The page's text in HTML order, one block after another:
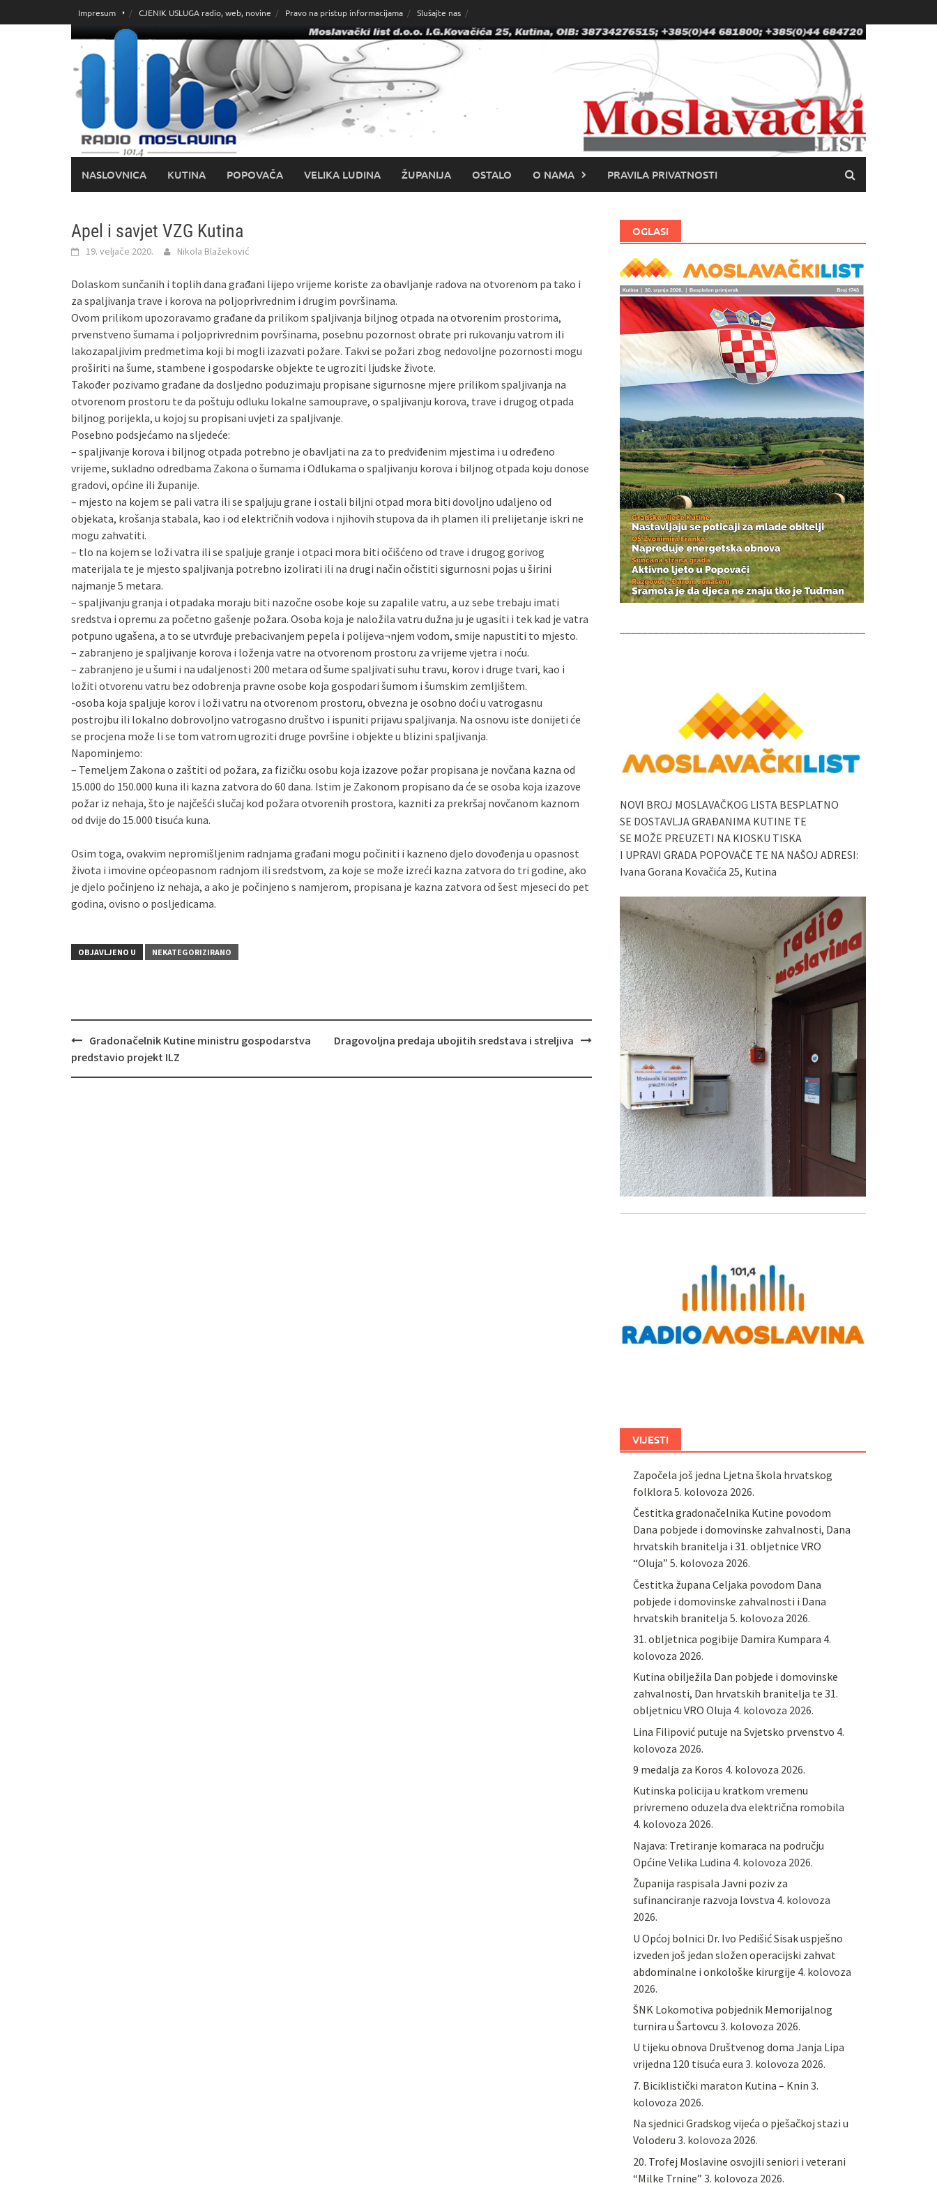
do
Impresum CJENIK USLUGA radio, web, novine Pravo na pristup informacijama Slušajte nas
NASLOVNICA KUTINA POPOVAČA VELIKA LUDINA ŽUPANIJA OSTALO O NAMA PRAVILA PRIVATNOSTI
Apel i savjet VZG Kutina
19. veljače 2020. Nikola Blažeković
Dolaskom sunčanih i toplih dana građani lijepo vrijeme koriste za obavljanje radova na otvorenom pa tako i
za spaljivanja trave i korova na poljoprivrednim i drugim površinama.
Ovom prilikom upozoravamo građane da prilikom spaljivanja biljnog otpada na otvorenim prostorima,
prvenstveno šumama i poljoprivrednim površinama, posebnu pozornost obrate pri rukovanju vatrom ili
lakozapaljivim predmetima koji bi mogli izazvati požare. Takvi se požari zbog nedovoljne pozornosti mogu
proširiti na šume, stambene i gospodarske objekte te ugroziti ljudske živote.
Također pozivamo građane da dosljedno poduzimaju propisane sigurnosne mjere prilikom spaljivanja na
otvorenom prostoru te da poštuju odluku lokalne samouprave, o spaljivanju korova, trave i drugog otpada
biljnog porijekla, u kojoj su propisani uvjeti za spaljivanje.
Posebno podsjećamo na sljedeće:
– spaljivanje korova i biljnog otpada potrebno je obavljati na za to predviđenim mjestima i u određeno
vrijeme, sukladno odredbama Zakona o šumama i Odlukama o spaljivanju korova i biljnog otpada koju donose
gradovi, općine ili županije.
– mjesto na kojem se pali vatra ili se spaljuju grane i ostali biljni otpad mora biti dovoljno udaljeno od
objekata, krošanja stabala, kao i od električnih vodova i njihovih stupova da ih plamen ili prelijetanje iskri ne
mogu zahvatiti.
– tlo na kojem se loži vatra ili se spaljuje granje i otpaci mora biti očišćeno od trave i drugog gorivog
materijala te je mjesto spaljivanja potrebno izolirati ili na drugi način očistiti sigurnosni pojas u širini
najmanje 5 metara.
– spaljivanju granja i otpadaka moraju biti nazočne osobe koje su zapalile vatru, a uz sebe trebaju imati
sredstva i opremu za početno gašenje požara. Osoba koja je naložila vatru dužna ju je ugasiti i tek kad je vatra
potpuno ugašena, a to se utvrđuje prebacivanjem pepela i polijeva¬njem vodom, smije napustiti to mjesto.
– zabranjeno je spaljivanje korova i loženja vatre na otvorenom prostoru za vrijeme vjetra i noću.
– zabranjeno je u šumi i na udaljenosti 200 metara od šume spaljivati suhu travu, korov i druge tvari, kao i
ložiti otvorenu vatru bez odobrenja pravne osobe koja gospodari šumom i šumskim zemljištem.
-osoba koja spaljuje korov i loži vatru na otvorenom prostoru, obvezna je osobno doći u vatrogasnu
postrojbu ili lokalno dobrovoljno vatrogasno društvo i ispuniti prijavu spaljivanja. Na osnovu iste donijeti će
se procjena može li se tom vatrom ugroziti druge površine i objekte u blizini spaljivanja.
Napominjemo:
– Temeljem Zakona o zaštiti od požara, za fizičku osobu koja izazove požar propisana je novčana kazna od
15.000 do 150.000 kuna ili kazna zatvora do 60 dana. Istim je Zakonom propisano da će se osoba koja izazove
požar iz nehaja, što je najčešći slučaj kod požara otvorenih prostora, kazniti za prekršaj novčanom kaznom
od dvije do 15.000 tisuća kuna.
Osim toga, ovakvim nepromišljenim radnjama građani mogu počiniti i kazneno djelo dovođenja u opasnost
života i imovine općeopasnom radnjom ili sredstvom, za koje se može izreći kazna zatvora do tri godine, ako
je djelo počinjeno iz nehaja, a ako je počinjeno s namjerom, propisana je kazna zatvora od šest mjeseci do pet
godina, ovisno o posljedicama.
OBJAVLJENO U NEKATEGORIZIRANO
Navigacija
objava
Gradonačelnik Kutine ministru gospodarstva
predstavio projekt ILZ
Dragovoljna predaja ubojitih sredstava i streljiva
OGLASI
NOVI BROJ MOSLAVAČKOG LISTA BESPLATNO
SE DOSTAVLJA GRAĐANIMA KUTINE TE
SE MOŽE PREUZETI NA KIOSKU TISKA
I UPRAVI GRADA POPOVAČE TE NA NAŠOJ ADRESI:
Ivana Gorana Kovačića 25, Kutina
VIJESTI
Započela još jedna Ljetna škola hrvatskog
folklora 5. kolovoza 2026.
Čestitka gradonačelnika Kutine povodom
Dana pobjede i domovinske zahvalnosti, Dana
hrvatskih branitelja i 31. obljetnice VRO
“Oluja” 5. kolovoza 2026.
Čestitka župana Celjaka povodom Dana
pobjede i domovinske zahvalnosti i Dana
hrvatskih branitelja 5. kolovoza 2026.
31. obljetnica pogibije Damira Kumpara 4.
kolovoza 2026.
Kutina obilježila Dan pobjede i domovinske
zahvalnosti, Dan hrvatskih branitelja te 31.
obljetnicu VRO Oluja 4. kolovoza 2026.
Lina Filipović putuje na Svjetsko prvenstvo 4.
kolovoza 2026.
9 medalja za Koros 4. kolovoza 2026.
Kutinska policija u kratkom vremenu
privremeno oduzela dva električna romobila
4. kolovoza 2026.
Najava: Tretiranje komaraca na području
Općine Velika Ludina 4. kolovoza 2026.
Županija raspisala Javni poziv za
sufinanciranje razvoja lovstva 4. kolovoza
2026.
U Općoj bolnici Dr. Ivo Pedišić Sisak uspješno
izveden još jedan složen operacijski zahvat
abdominalne i onkološke kirurgije 4. kolovoza
2026.
ŠNK Lokomotiva pobjednik Memorijalnog
turnira u Šartovcu 3. kolovoza 2026.
U tijeku obnova Društvenog doma Janja Lipa
vrijedna 120 tisuća eura 3. kolovoza 2026.
7. Biciklistički maraton Kutina – Knin 3.
kolovoza 2026.
Na sjednici Gradskog vijeća o pješačkoj stazi u
Voloderu 3. kolovoza 2026.
20. Trofej Moslavine osvojili seniori i veterani
“Milke Trnine” 3. kolovoza 2026.